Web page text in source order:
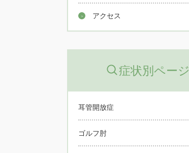
アクセス
症状別ページ
耳管開放症
ゴルフ肘